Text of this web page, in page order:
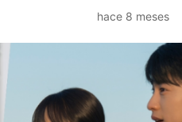
hace 8 meses